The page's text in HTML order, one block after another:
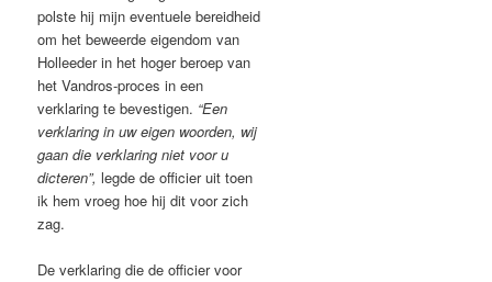
polste hij mijn eventuele bereidheid
om het beweerde eigendom van
Holleeder in het hoger beroep van
het Vandros-proces in een
verklaring te bevestigen. “Een
verklaring in uw eigen woorden, wij
gaan die verklaring niet voor u
dicteren”,legde de officier uit toen
ik hem vroeg hoe hij dit voor zich
zag.
De verklaring die de officier voor